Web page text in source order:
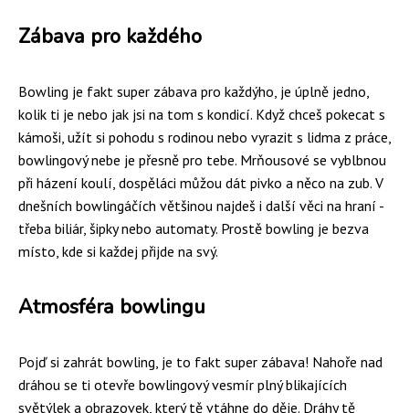
Zábava pro každého
Bowling je fakt super zábava pro každýho, je úplně jedno,
kolik ti je nebo jak jsi na tom s kondicí. Když chceš pokecat s
kámoši, užít si pohodu s rodinou nebo vyrazit s lidma z práce,
bowlingový nebe je přesně pro tebe. Mrňousové se vyblbnou
při házení koulí, dospěláci můžou dát pivko a něco na zub. V
dnešních bowlingáčích většinou najdeš i další věci na hraní -
třeba biliár, šipky nebo automaty. Prostě bowling je bezva
místo, kde si každej přijde na svý.
Atmosféra bowlingu
Pojď si zahrát bowling, je to fakt super zábava! Nahoře nad
dráhou se ti otevře bowlingový vesmír plný blikajících
světýlek a obrazovek, který tě vtáhne do děje. Dráhy tě